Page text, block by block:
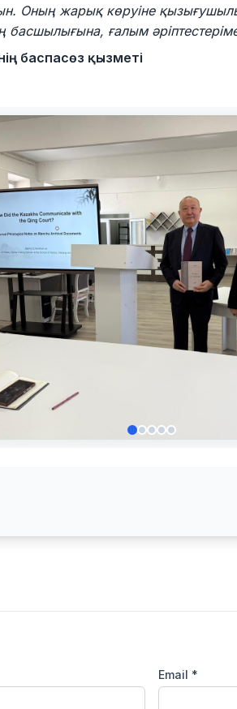
Оның жарық көруіне
басшылығына, ғалым
баспасөз қызметі
Email *